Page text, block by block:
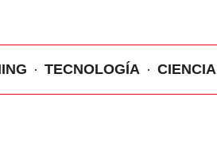
TECNOLOGÍA CIENCIA